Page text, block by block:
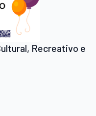
Recreativo e